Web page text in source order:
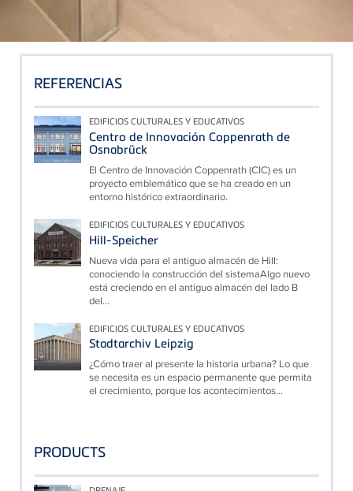
REFERENCIAS
EDIFICIOS CULTURALES Y EDUCATIVOS
Centro de Innovación Coppenrath de
Osnabrück
El Centro de Innovación Coppenrath (CIC) es un
proyecto emblemático que se ha creado en un
entorno histórico extraordinario.
EDIFICIOS CULTURALES Y EDUCATIVOS
Hill-Speicher
Nueva vida para el antiguo almacén de Hill:
conociendo la construcción del sistemaAlgo nuevo
está creciendo en el antiguo almacén del lado B
del...
EDIFICIOS CULTURALES Y EDUCATIVOS
Stadtarchiv Leipzig
¿Cómo traer al presente la historia urbana? Lo que
se necesita es un espacio permanente que permita
el crecimiento, porque los acontecimientos...
PRODUCTS